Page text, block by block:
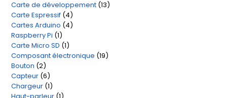
produits
Carte de développement 1313
Carte Espressif 44
produits
Cartes Arduino 44
Raspberry Pi 11
produit
Carte Micro SD 11
produit
Composant électronique 1919
Bouton 22
produits
Capteur 66
produits
Chargeur 11
Haut-parleur 1